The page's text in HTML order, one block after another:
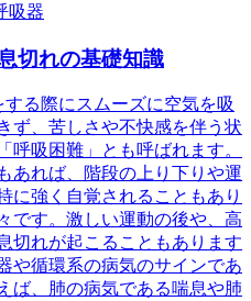
吸器
切れの基礎知識
る際にスムーズに空気を吸
ず、苦しさや不快感を伴う状
呼吸困難」とも呼ばれます。
あれば、階段の上り下りや運
に強く自覚されることもあり
です。激しい運動の後や、高
切れが起こることもあります
や循環系の病気のサインであ
ば、肺の病気である喘息や肺